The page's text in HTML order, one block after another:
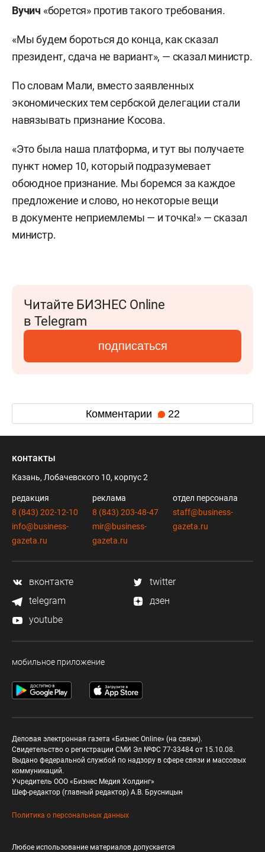
Вучич «борется» против такого требования.
«Мы будем бороться до конца, как сказал
президент, сдача не вариант», — сказал министр.
По словам Мали, вместо заявленных
экономических тем сербской делегации стали
навязывать признание Косова.
«Это была наша платформа, и тут вы получаете
пункт номер 10, который подразумевает
обоюдное признание. Мы боремся за каждое
предложение и слово, но некоторые вещи
в документе неприемлемы — и точка!» — сказал
министр.
Читайте БИЗНЕС Online
в Telegram
подписаться
Комментарии 22
контакты
Казань, Лобачевского 10, корпус 2
редакция
8 (843) 202-12-10
info@business-
gazeta.ru
реклама
8 (843) 203-48-47
mir@business-
gazeta.ru
отдел персонала
staff@business-
gazeta.ru
вконтакте
twitter
telegram
дзен
youtube
мобильное приложение
Деловая электронная газета «Бизнес Online» (на связи).
Свидетельство о регистрации СМИ Эл №ФС 77-33484 от 15.10.08.
Выдано федеральной службой по надзору в сфере связи и массовых
коммуникаций.
Учредитель ООО «Бизнес Медия Холдинг»
Шеф-редактор (главный редактор) А.В. Брусницын
Политика о персональных данных
Любое использование материалов допускается